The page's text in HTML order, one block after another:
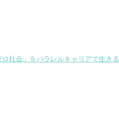
社会」をパラレルキャリアで生きる